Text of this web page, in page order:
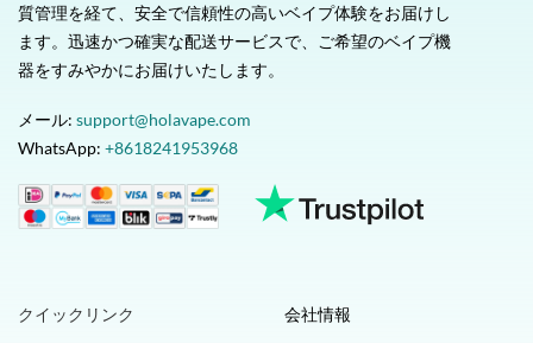
質管理を経て、安全で信頼性の高いベイプ体験をお届けし
ます。迅速かつ確実な配送サービスで、ご希望のベイプ機
器をすみやかにお届けいたします。
メール: support@holavape.com
WhatsApp: +8618241953968
クイックリンク 会社情報